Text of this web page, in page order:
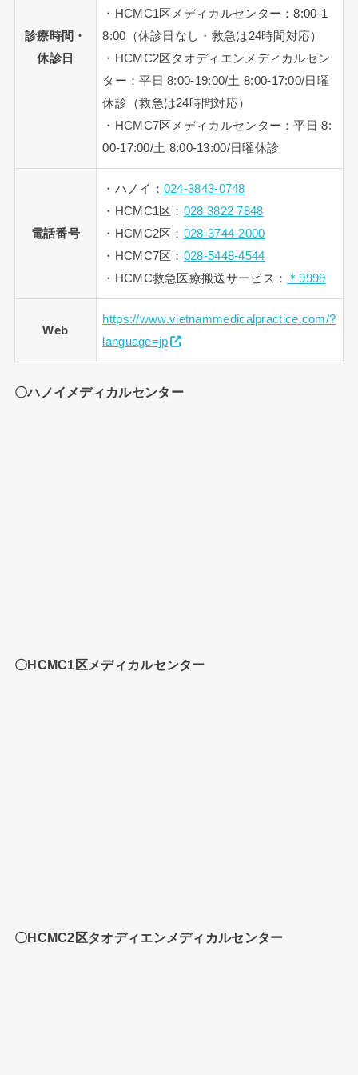
診療時間・
休診日
・HCMC1区メディカルセンター：8:00-1
8:00（休診日なし・救急は24時間対応）
・HCMC2区タオディエンメディカルセン
ター：平日 8:00-19:00/土 8:00-17:00/日曜
休診（救急は24時間対応）
・HCMC7区メディカルセンター：平日 8:
00-17:00/土 8:00-13:00/日曜休診
電話番号
・ハノイ： 024-3843-0748
・HCMC1区： 028 3822 7848
・HCMC2区： 028-3744-2000
・HCMC7区： 028-5448-4544
・HCMC救急医療搬送サービス：
＊9999
Web
https://www.vietnammedicalpractice.com/?
language=jp
〇ハノイメディカルセンター
〇HCMC1区メディカルセンター
〇HCMC2区タオディエンメディカルセンター